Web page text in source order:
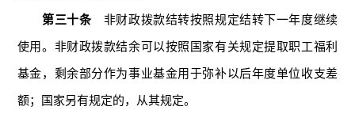
第三十条非财政拨款结转按照规定结转下一年度继续
使用。非财政拨款结余可以按照国家有关规定提取职工福利
基金，剩余部分作为事业基金用于弥补以后年度单位收支差
额；国家另有规定的，从其规定。